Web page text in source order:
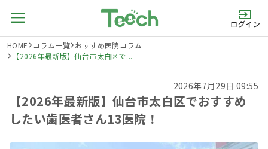
ログイン
HOME コラム一覧 おすすめ医院コラム
【2026年最新版】仙台市太白区で...
2026年7月29日 09:55
【2026年最新版】仙台市太白区でおすすめ
したい歯医者さん13医院！